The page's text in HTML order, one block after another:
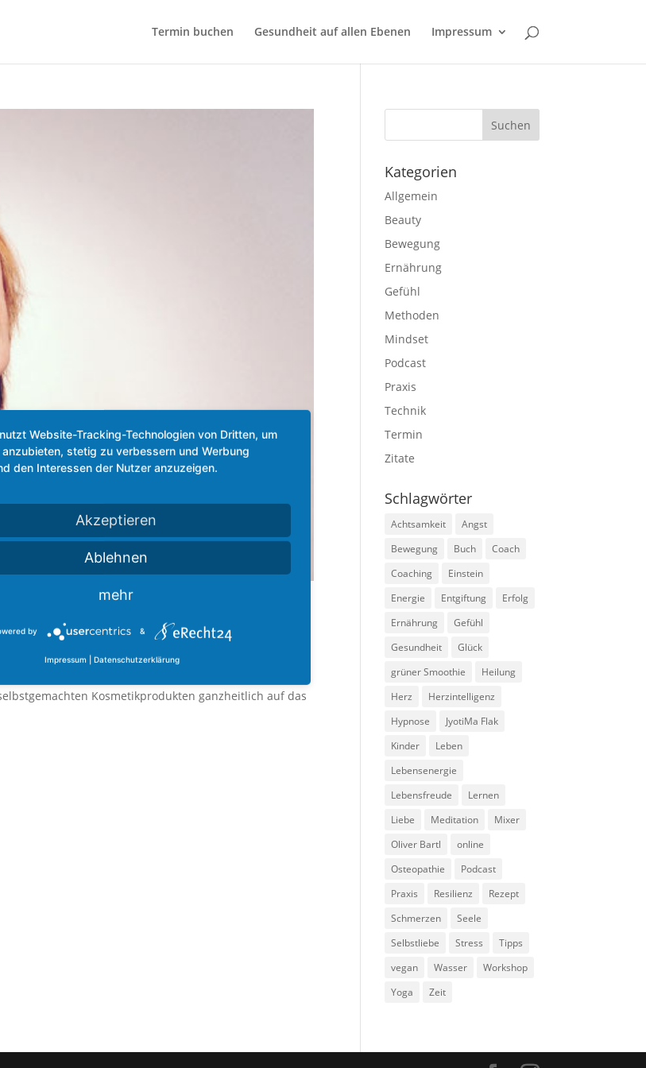
Durch Deinen Besuch stimmst Du dem zu.
Termin buchen Gesundheit auf allen Ebenen Impressum
Care.. Katharina Fischer, Naturkosmetikerin und
Kosmetikprodukten ganzheitlich auf das
Kategorien
Allgemein
Beauty
Bewegung
Ernährung
Gefühl
Methoden
Mindset
Podcast
Praxis
Technik
Termin
Zitate
Schlagwörter
Achtsamkeit
Angst
Bewegung
Buch
Coach
Coaching
Einstein
Energie
Entgiftung
Erfolg
Ernährung
Gefühl
Gesundheit
Glück
grüner Smoothie
Heilung
Herz
Herzintelligenz
Hypnose
JyotiMa Flak
Kinder
Leben
Lebensenergie
Lebensfreude
Lernen
Liebe
Meditation
Mixer
Oliver Bartl
online
Osteopathie
Podcast
Praxis
Resilienz
Rezept
Schmerzen
Seele
Selbstliebe
Stress
Tipps
vegan
Wasser
Workshop
Yoga
Zeit
Website-Tracking-Technologien von Dritten, um
anzubieten, stetig zu verbessern und Werbung
den Interessen der Nutzer anzuzeigen.
Akzeptieren
Ablehnen
mehr
by &
Impressum Datenschutzerklärung